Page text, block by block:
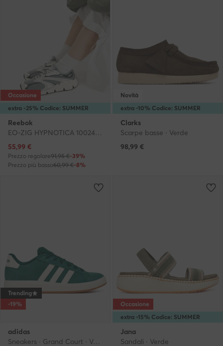
extra -25% Codice: SUMMER
Occasione
Reebok
Prezzo attuale
55,99 €
Prezzo regolare91,95 €-39%
Prezzo più basso60,99 €-8%
extra -10% Codice: SUMMER
Novità
Clarks
Scarpe basse · Verde
98,99 €
Trending
-19%
adidas
Sneakers · Grand Court · Verde
extra -15% Codice: SUMMER
Occasione
Jana
Sandali · Verde